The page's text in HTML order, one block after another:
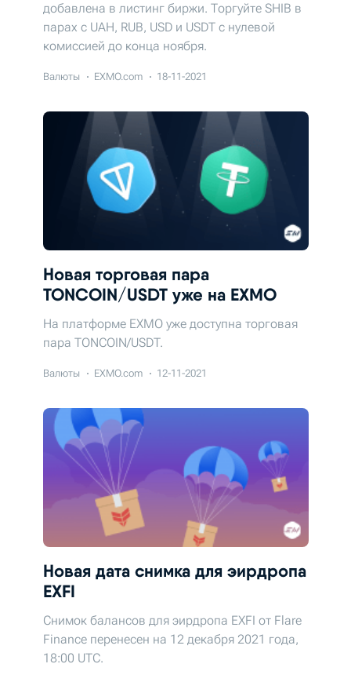
добавлена в листинг биржи. Торгуйте SHIB в
парах с UAH, RUB, USD и USDT с нулевой
комиссией до конца ноября.
Валюты EXMO.com 18-11-2021
Новая торговая пара
TONCOIN/USDT уже на EXMO
На платформе EXMO уже доступна торговая
пара TONCOIN/USDT.
Валюты EXMO.com 12-11-2021
Новая дата снимка для эирдропа
EXFI
Снимок балансов для эирдропа EXFI от Flare
Finance перенесен на 12 декабря 2021 года,
18:00 UTC.